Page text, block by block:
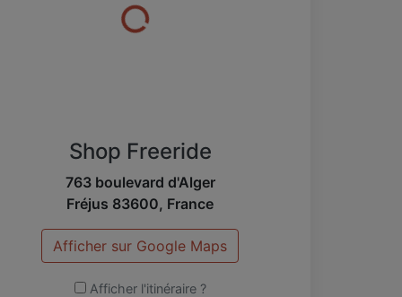
Shop Freeride
763 boulevard d'Alger
Fréjus 83600, France
Afficher sur Google Maps
Afficher l'itinéraire ?